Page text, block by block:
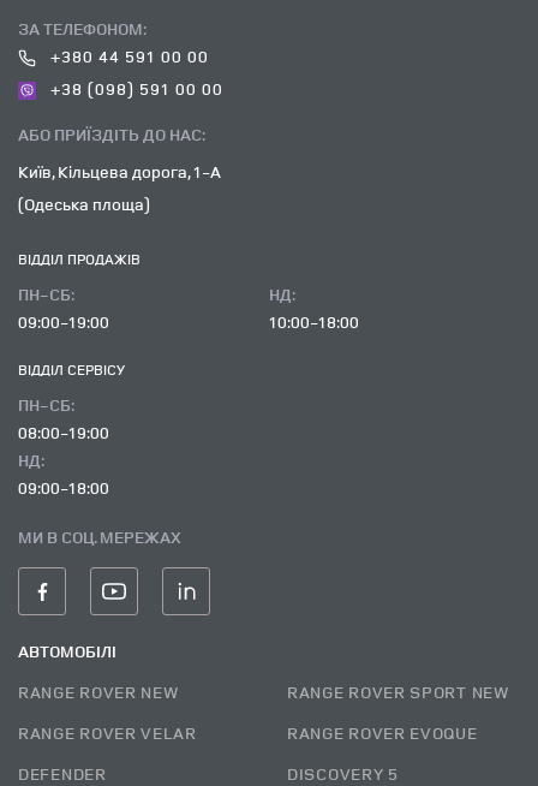
ЗА ТЕЛЕФОНОМ:
+380 44 591 00 00
+38 (098) 591 00 00
АБО ПРИЇЗДІТЬ ДО НАС:
Київ, Кільцева дорога, 1-А
(Одеська площа)
ВІДДІЛ ПРОДАЖІВ
ПН-СБ:
09:00-19:00
НД:
10:00-18:00
ВІДДІЛ CЕРВІСУ
ПН-СБ:
08:00-19:00
НД:
09:00-18:00
МИ В СОЦ. МЕРЕЖАХ
АВТОМОБІЛІ
RANGE ROVER NEW
RANGE ROVER SPORT NEW
RANGE ROVER VELAR
RANGE ROVER EVOQUE
DEFENDER
DISCOVERY 5